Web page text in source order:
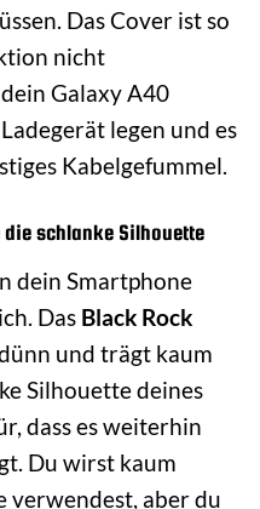
Das Cover ist so
nicht
Galaxy A40
legen und es
Kabelgefummel.
schlanke Silhouette
dein Smartphone
Das Black Rock
und trägt kaum
Silhouette deines
dass es weiterhin
Du wirst kaum
verwendest, aber du